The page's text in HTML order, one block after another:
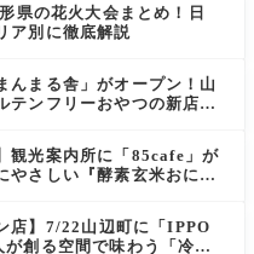
県の花火大会まとめ！日
ア別に徹底解説
んまる舎」がオープン！山
テンフリーおやつの新店情
観光案内所に「85cafe」が
やさしい『酵素玄米おにぎ
店】7/22山辺町に「IPPO
創る空間で味わう「冷た